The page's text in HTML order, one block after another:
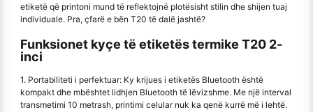
etiketë që printoni mund të reflektojnë plotësisht stilin dhe shijen tuaj
individuale. Pra, çfarë e bën T20 të dalë jashtë?
Funksionet kyçe të etiketës termike T20 2-
inci
1. Portabiliteti i perfektuar: Ky krijues i etiketës Bluetooth është
kompakt dhe mbështet lidhjen Bluetooth të lëvizshme. Me një interval
transmetimi 10 metrash, printimi celular nuk ka qenë kurrë më i lehtë.